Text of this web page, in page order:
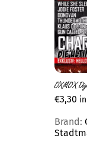
OXMOX
€3,30
Brand: